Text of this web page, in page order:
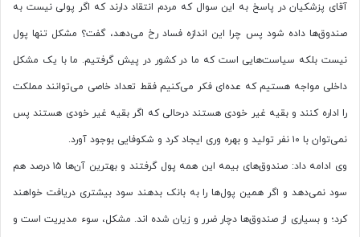
آقای پزشکیان در پاسخ به این سوال که مردم انتقاد دارند که اگر پولی نیست به
صندوق‌ها داده شود پس چرا این اندازه فساد رخ می‌دهد، گفت؟ مشکل تنها پول
نیست بلکه سیاست‌هایی است که ما در کشور در پیش گرفتیم. ما با یک مشکل
داخلی مواجه هستیم که عده‌ای فکر می‌کنیم فقط تعداد خاصی می‌توانند مملکت
را اداره کنند و بقیه غیر خودی هستند درحالی که اگر بقیه غیر خودی هستند پس
نمی‌توان با ۱۰ نفر تولید و بهره وری ایجاد کرد و شکوفایی بوجود آورد.
وی ادامه داد: صندوق‌های بیمه این همه پول گرفتند و بهترین آن‌ها ۱۵ درصد هم
سود نمی‌دهد و اگر همین پول‌ها را به بانک بدهند سود بیشتری دریافت خواهند
کرد؛ و بسیاری از صندوق‌ها دچار ضرر و زیان شده اند. مشکل، سوء مدیریت است و